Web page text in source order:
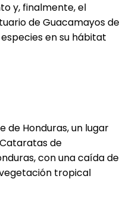
y, finalmente, el
de Guacamayos de
en su hábitat
de Honduras, un lugar
de
con una caída de
tropical